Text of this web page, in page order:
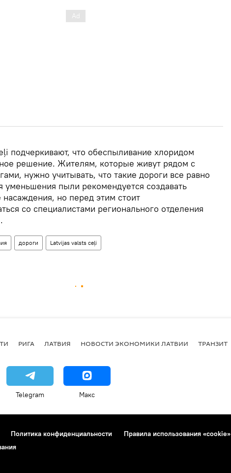
подчеркивают, что обеспыливание хлоридом
решение. Жителям, которые живут рядом с
нужно учитывать, что такие дороги все равно
уменьшения пыли рекомендуется создавать
но перед этим стоит
со специалистами регионального отделения
дороги Latvijas valsts ceļi
РИГА ЛАТВИЯ НОВОСТИ ЭКОНОМИКИ ЛАТВИИ ТРАНЗИТ
Telegram Макс
Политика конфиденциальности Правила использования «cookie»